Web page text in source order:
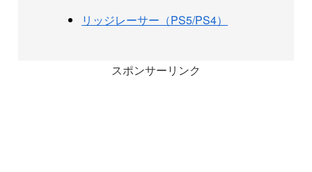
リッジレーサー（PS5/PS4）
スポンサーリンク